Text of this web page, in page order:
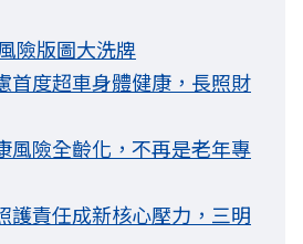
險版圖大洗牌
首度超車身體健康，長照財
風險全齡化，不再是老年專
護責任成新核心壓力，三明